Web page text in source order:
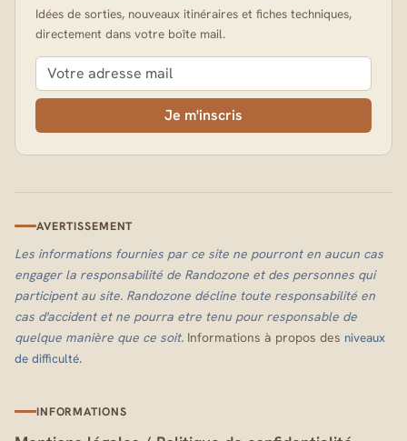
Idées de sorties, nouveaux itinéraires et fiches techniques,
directement dans votre boîte mail.
Je m'inscris
AVERTISSEMENT
Les informations fournies par ce site ne pourront en aucun cas
engager la responsabilité de Randozone et des personnes qui
participent au site. Randozone décline toute responsabilité en
cas d'accident et ne pourra etre tenu pour responsable de
quelque manière que ce soit. Informations à propos des niveaux
de difficulté.
INFORMATIONS